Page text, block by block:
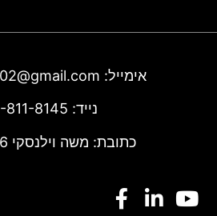
אימייל:
נייד: 811-8145
כתובת: משה וילנסקי 6, תל אביב